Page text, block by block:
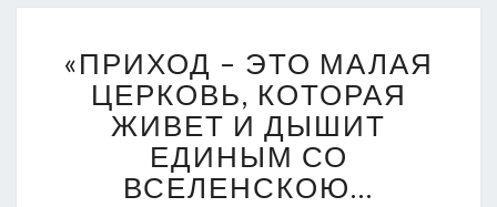
–
ЭТО
МАЛАЯ
ЦЕРКОВЬ,
КОТОРАЯ
ЖИВЕТ
«ПРИХОД – ЭТО МАЛАЯ
ЦЕРКОВЬ, КОТОРАЯ
ЖИВЕТ И ДЫШИТ
ЕДИНЫМ СО
ВСЕЛЕНСКОЮ…